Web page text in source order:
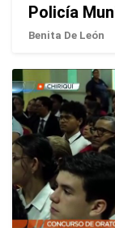
Policía
Benita De León